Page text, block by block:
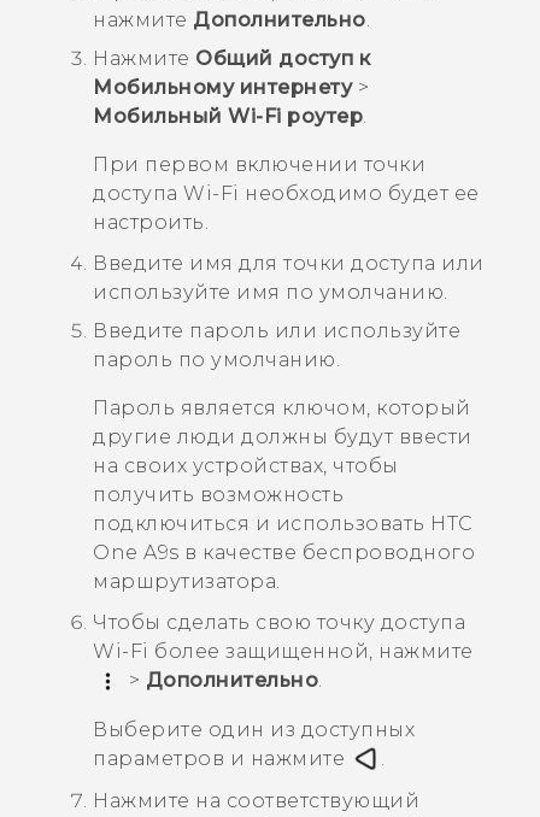
нажмите Дополнительно
Нажмите Общий доступ к
Мобильному интернету>
Мобильный Wi-Fi роутер
При первом включении точки
доступа Wi-Fi необходимо будет ее
настроить.
Введите имя для точки доступа или
используйте имя по умолчанию.
Введите пароль или используйте
пароль по умолчанию.
Пароль является ключом, который
другие люди должны будут ввести
на своих устройствах, чтобы
получить возможность
подключиться и использовать HTC
One A9s в качестве беспроводного
маршрутизатора.
Чтобы сделать свою точку доступа
Wi-Fi более защищенной, нажмите
> Дополнительно
Выберите один из доступных
параметров и нажмите
.
Нажмите на соответствующий